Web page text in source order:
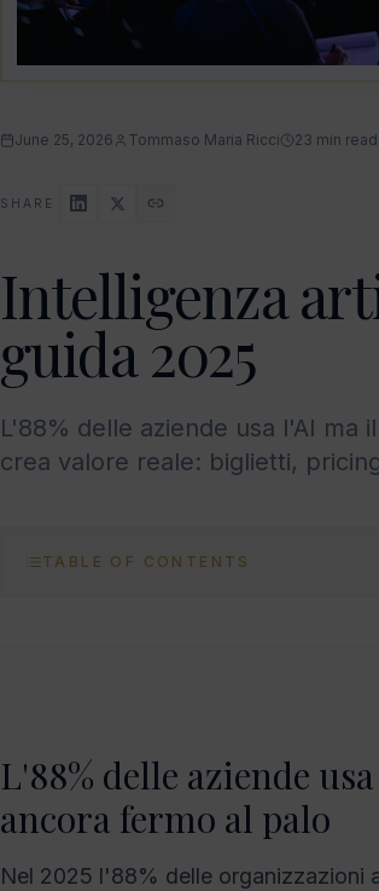
June 25, 2026 Tommaso Maria Ricci 23 min read
SHARE
Intelligenza
guida 2025
L'88% delle aziende usa l'AI ma
crea valore reale: biglietti,
TABLE OF CONTENTS
L'88% delle aziende
ancora fermo al palo
Nel 2025 l'88% delle organizzazioni